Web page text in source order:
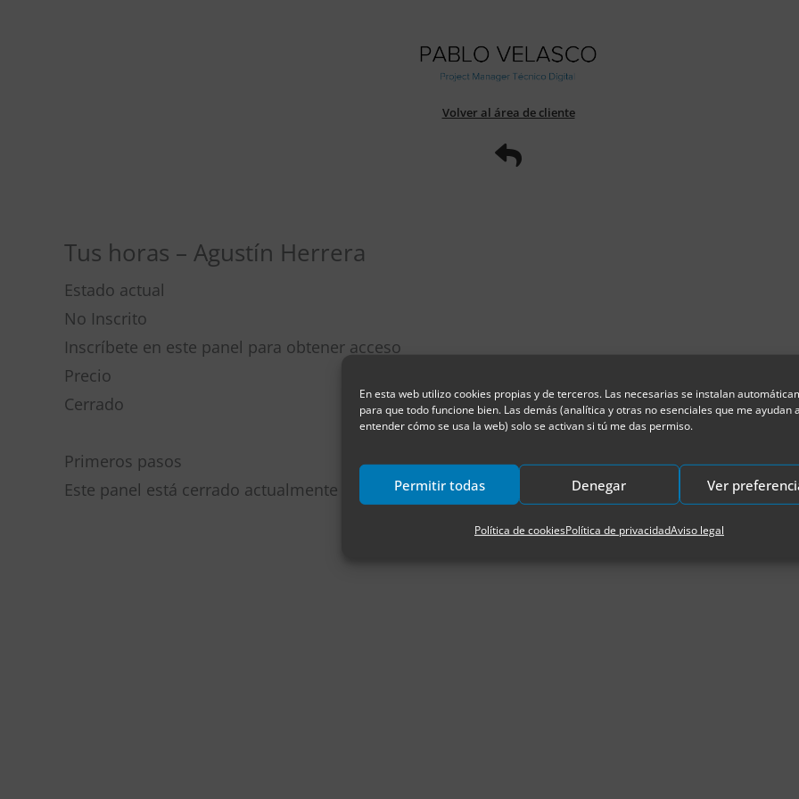
En esta web utilizo cookies propias y de terceros. Las necesarias se instalan
para que todo funcione bien. Las demás (analítica y otras no esenciales que me ayudan
entender cómo se usa la web) solo se activan si tú me das permiso.
Permitir todas Denegar Ver
Política de cookiesPolítica de privacidadAviso legal
Volver al área de cliente
Tus horas – Agustín Herrera
Estado actual
No Inscrito
Inscríbete en este panel para obtener acceso
Precio
Cerrado
Primeros pasos
Este panel está cerrado actualmente